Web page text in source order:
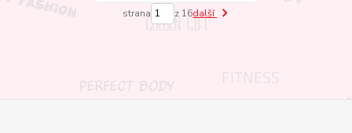
strana z 16další